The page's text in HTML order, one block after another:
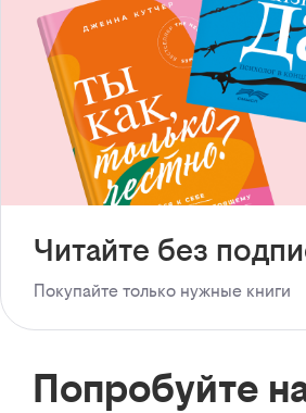
Читайте без
Покупайте только нужные книги
Попробуйте